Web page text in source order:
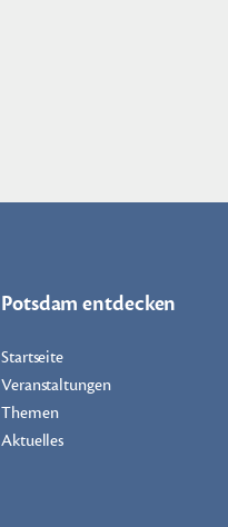
Potsdam entdecken
Startseite
Veranstaltungen
Themen
Aktuelles